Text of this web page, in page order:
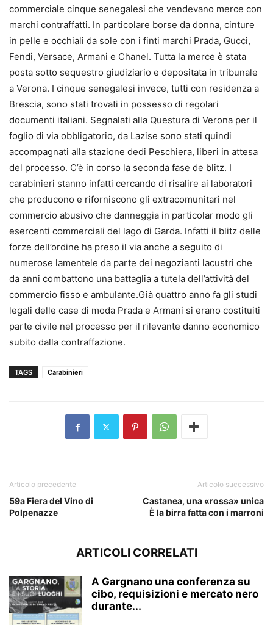
commerciale cinque senegalesi che vendevano merce con
marchi contraffatti. In particolare borse da donna, cinture
in pelle e occhiali da sole con i finti marchi Prada, Gucci,
Fendi, Versace, Armani e Chanel. Tutta la merce è stata
posta sotto sequestro giudiziario e depositata in tribunale
a Verona. I cinque senegalesi invece, tutti con residenza a
Brescia, sono stati trovati in possesso di regolari
documenti italiani. Segnalati alla Questura di Verona per il
foglio di via obbligatorio, da Lazise sono stati quindi
accompagnati alla stazione dedi Peschiera, liberi in attesa
del processo. C’è in corso la seconda fase de blitz. I
carabinieri stanno infatti cercando di risalire ai laboratori
che producono e riforniscono gli extracomunitari nel
commercio abusivo che danneggia in particolar modo gli
esercenti commerciali del lago di Garda. Infatti il blitz delle
forze dell’ordine ha preso il via anche a seguito di
numerose lamentele da parte dei negozianti lacustri che
da anni combattono una battaglia a tutela dell’attività del
commercio fisso e ambulante.Già quattro anno fa gli studi
legali delle case di moda Prada e Armani si erano costituiti
parte civile nel processo per il rilevante danno economico
subito dalla contraffazione.
TAGS Carabinieri
Articolo precedente
59a Fiera del Vino di
Polpenazze
Articolo successivo
Castanea, una «rossa» unica
È la birra fatta con i marroni
ARTICOLI CORRELATI
A Gargnano una conferenza su
cibo, requisizioni e mercato nero
durante...